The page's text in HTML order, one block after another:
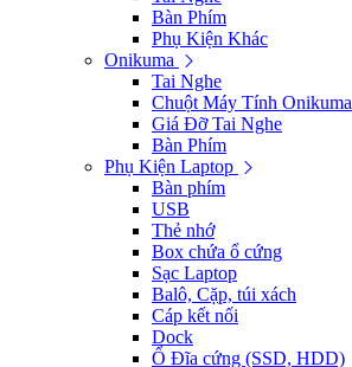
Bàn Phím
Phụ Kiện Khác
Onikuma
Tai Nghe
Chuột Máy Tính Onikuma
Giá Đỡ Tai Nghe
Bàn Phím
Phụ Kiện Laptop
Bàn phím
USB
Thẻ nhớ
Box chứa ổ cứng
Sạc Laptop
Balô, Cặp, túi xách
Cáp kết nối
Dock
Ổ Đĩa cứng (SSD, HDD)